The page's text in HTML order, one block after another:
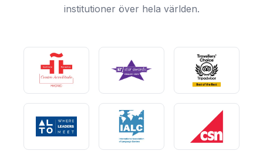
institutioner över hela världen.